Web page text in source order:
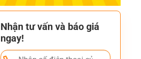
Nhận tư vấn và báo giá
ngay!